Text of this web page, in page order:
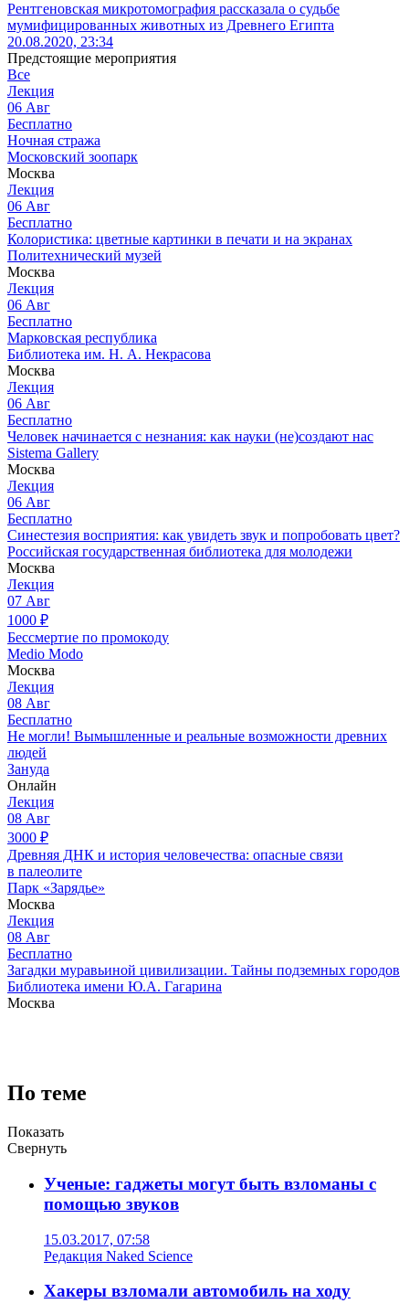
Рентгеновская микротомография рассказала о судьбе
мумифицированных животных из Древнего Египта
20.08.2020, 23:34
Предстоящие мероприятия
Все
Лекция
06 Авг
Бесплатно
Ночная стража
Московский зоопарк
Москва
Лекция
06 Авг
Бесплатно
Колористика: цветные картинки в печати и на экранах
Политехнический музей
Москва
Лекция
06 Авг
Бесплатно
Марковская республика
Библиотека им. Н. А. Некрасова
Москва
Лекция
06 Авг
Бесплатно
Человек начинается с незнания: как науки (не)создают нас
Sistema Gallery
Москва
Лекция
06 Авг
Бесплатно
Синестезия восприятия: как увидеть звук и попробовать цвет?
Российская государственная библиотека для молодежи
Москва
Лекция
07 Авг
1000 ₽
Бессмертие по промокоду
Medio Modo
Москва
Лекция
08 Авг
Бесплатно
Не могли! Вымышленные и реальные возможности древних
людей
Зануда
Онлайн
Лекция
08 Авг
3000 ₽
Древняя ДНК и история человечества: опасные связи
в палеолите
Парк «Зарядье»
Москва
Лекция
08 Авг
Бесплатно
Загадки муравьиной цивилизации. Тайны подземных городов
Библиотека имени Ю.А. Гагарина
Москва
По теме
Показать
Свернуть
Ученые: гаджеты могут быть взломаны с
помощью звуков
15.03.2017, 07:58
Редакция Naked Science
Хакеры взломали автомобиль на ходу